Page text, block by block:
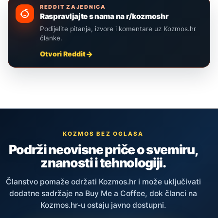
REDDIT ZAJEDNICA
Raspravljajte s nama na r/kozmoshr
Podijelite pitanja, izvore i komentare uz Kozmos.hr
članke.
Otvori Reddit
KOZMOS BEZ OGLASA
Podrži neovisne priče o svemiru,
znanosti i tehnologiji.
Članstvo pomaže održati Kozmos.hr i može uključivati
dodatne sadržaje na Buy Me a Coffee, dok članci na
Kozmos.hr-u ostaju javno dostupni.